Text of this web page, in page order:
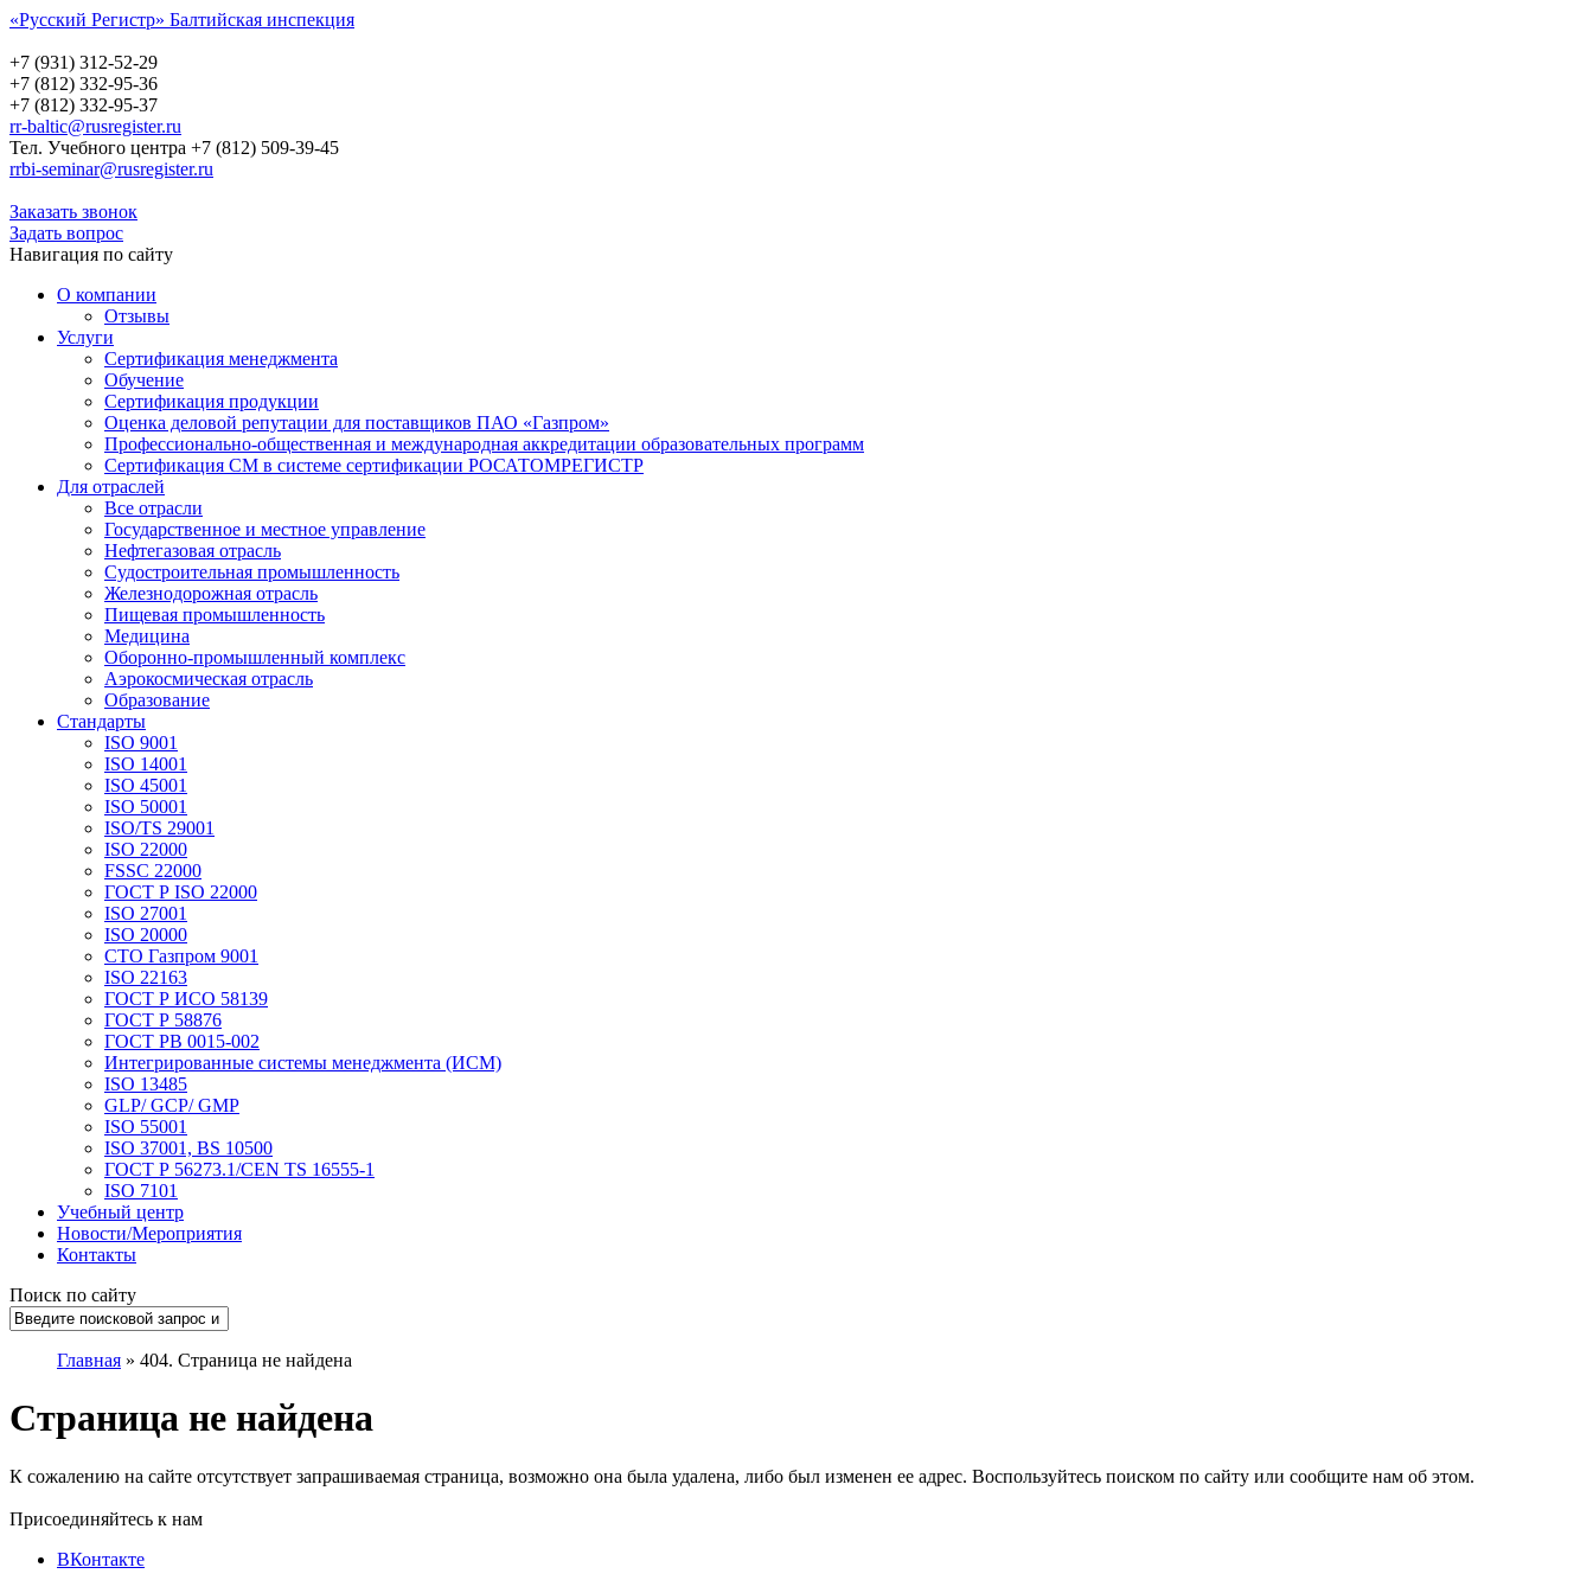
«Русский Регистр» Балтийская инспекция
+7 (931) 312-52-29
+7 (812) 332-95-36
+7 (812) 332-95-37
rr-baltic@rusregister.ru
Тел. Учебного центра +7 (812) 509-39-45
rrbi-seminar@rusregister.ru
Заказать звонок
Задать вопрос
Навигация по сайту
О компании
Отзывы
Услуги
Сертификация менеджмента
Обучение
Сертификация продукции
Оценка деловой репутации для поставщиков ПАО «Газпром»
Профессионально-общественная и международная аккредитации образовательных программ
Сертификация СМ в системе сертификации РОСАТОМРЕГИСТР
Для отраслей
Все отрасли
Государственное и местное управление
Нефтегазовая отрасль
Судостроительная промышленность
Железнодорожная отрасль
Пищевая промышленность
Медицина
Оборонно-промышленный комплекс
Аэрокосмическая отрасль
Образование
Стандарты
ISO 9001
ISO 14001
ISO 45001
ISO 50001
ISO/TS 29001
ISO 22000
FSSC 22000
ГОСТ Р ISO 22000
ISO 27001
ISO 20000
СТО Газпром 9001
ISO 22163
ГОСТ Р ИСО 58139
ГОСТ Р 58876
ГОСТ РВ 0015-002
Интегрированные системы менеджмента (ИСМ)
ISO 13485
GLP/ GCP/ GMP
ISO 55001
ISO 37001, BS 10500
ГОСТ Р 56273.1/CEN TS 16555-1
ISO 7101
Учебный центр
Новости/Мероприятия
Контакты
Поиск по сайту
Главная » 404. Страница не найдена
Страница не найдена
К сожалению на сайте отсутствует запрашиваемая страница, возможно она была удалена, либо был изменен ее адрес. Воспользуйтесь поиском по сайту или сообщите нам об этом.
Присоединяйтесь к нам
ВКонтакте